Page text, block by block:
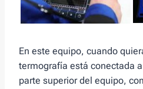
En este equipo, cuando
termografía está conectada
parte superior del equipo,